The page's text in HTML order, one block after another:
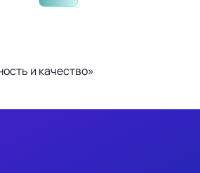
и качество»